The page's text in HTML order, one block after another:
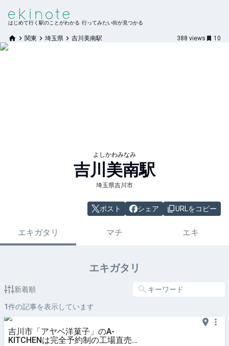
はじめて行く駅のことがわかる 行ってみたい街が見つかる
関東 埼玉県 吉川美南駅 388 views 10
よしかわみなみ
吉川美南駅
埼玉県吉川市
ポスト シェア URLをコピー
エキガタリ マチ エキ
エキガタリ
新着順
1件の記事を表示しています
吉川市「アヤベ洋菓子」のA-
KITCHENは完全予約制の工場直売